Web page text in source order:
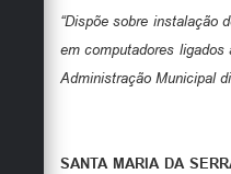
“Dispõe sobre instalação
em computadores
Administração Municipal
O
SANTA MARIA DA